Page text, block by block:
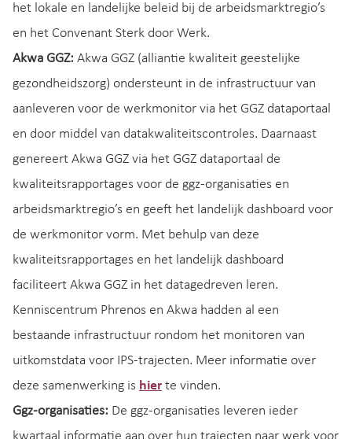
het lokale en landelijke beleid bij de arbeidsmarktregio’s
en het Convenant Sterk door Werk.
Akwa GGZ: Akwa GGZ (alliantie kwaliteit geestelijke
gezondheidszorg) ondersteunt in de infrastructuur van
aanleveren voor de werkmonitor via het GGZ dataportaal
en door middel van datakwaliteitscontroles. Daarnaast
genereert Akwa GGZ via het GGZ dataportaal de
kwaliteitsrapportages voor de ggz-organisaties en
arbeidsmarktregio’s en geeft het landelijk dashboard voor
de werkmonitor vorm. Met behulp van deze
kwaliteitsrapportages en het landelijk dashboard
faciliteert Akwa GGZ in het datagedreven leren.
Kenniscentrum Phrenos en Akwa hadden al een
bestaande infrastructuur rondom het monitoren van
uitkomstdata voor IPS-trajecten. Meer informatie over
deze samenwerking is hierte vinden.
Ggz-organisaties: De ggz-organisaties leveren ieder